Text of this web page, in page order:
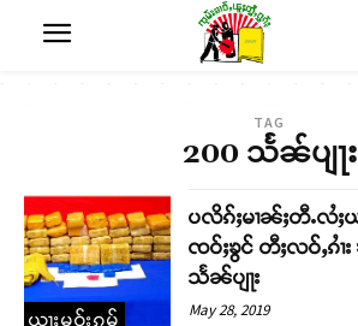
TAG
200 သႅၼ်ပျႃး
ယႃႈမဝ်းၵမ်
ပလိၵ်ႈမၢၼ်ႈတီႉလႆႈယ
ၸဝ်ႈၶွင် တီႈလဝ်ႇၵၢႆ
သႅၼ်ပျႃး
May 28, 2019